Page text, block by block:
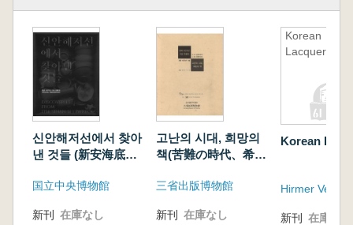
신안해저선에서 찾아
낸 것들 (新安海底船
の)
国立中央博物館
新刊 在庫なし
고난의 시대, 희망의
책(苦難の時代、希望
4.19 혁명까지(8.15光
三省出版博物館
新刊 在庫なし
Korean
Lacquer Art
Korean
Hirmer Verlag
新刊 在庫なし